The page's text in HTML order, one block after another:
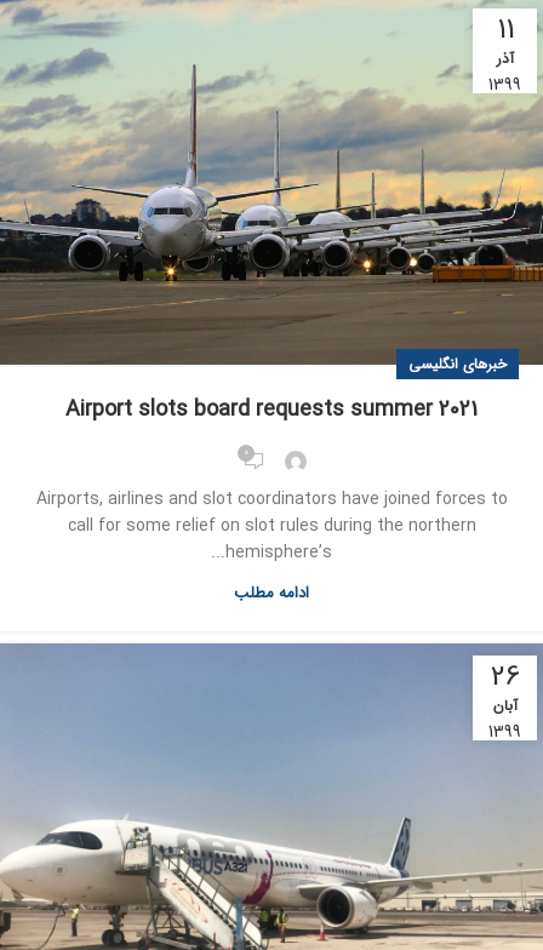
11
آذر
1399
خبرهای انگلیسی
Airport slots board requests summer 2021
0
Airports, airlines and slot coordinators have joined forces to
call for some relief on slot rules during the northern
hemisphere’s...
ادامه مطلب
26
آبان
1399